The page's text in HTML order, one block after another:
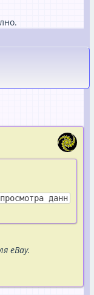
данн
eBay.